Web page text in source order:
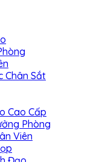
Chân Sắt
Cao Cấp
Phòng
Viên